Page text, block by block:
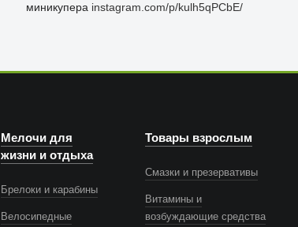
миникупера instagram.com/p/kulh5qPCbE/
Мелочи для
жизни и отдыха
Брелоки и карабины
Велосипедные
Товары взрослым
Смазки и презервативы
Витамины и
возбуждающие средства